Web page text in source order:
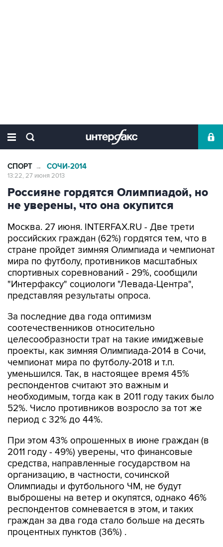
СПОРТ → СОЧИ-2014
13:22, 27 июня 2013
Россияне гордятся Олимпиадой, но
не уверены, что она окупится
Москва. 27 июня. INTERFAX.RU - Две трети
российских граждан (62%) гордятся тем, что в
стране пройдет зимняя Олимпиада и чемпионат
мира по футболу, противников масштабных
спортивных соревнований - 29%, сообщили
"Интерфаксу" социологи "Левада-Центра",
представляя результаты опроса.
За последние два года оптимизм
соотечественников относительно
целесообразности трат на такие имиджевые
проекты, как зимняя Олимпиада-2014 в Сочи,
чемпионат мира по футболу-2018 и т.п.
уменьшился. Так, в настоящее время 45%
респондентов считают это важным и
необходимым, тогда как в 2011 году таких было
52%. Число противников возросло за тот же
период с 32% до 44%.
При этом 43% опрошенных в июне граждан (в
2011 году - 49%) уверены, что финансовые
средства, направленные государством на
организацию, в частности, сочинской
Олимпиады и футбольного ЧМ, не будут
выброшены на ветер и окупятся, однако 46%
респондентов сомневается в этом, и таких
граждан за два года стало больше на десять
процентных пунктов (36%) .